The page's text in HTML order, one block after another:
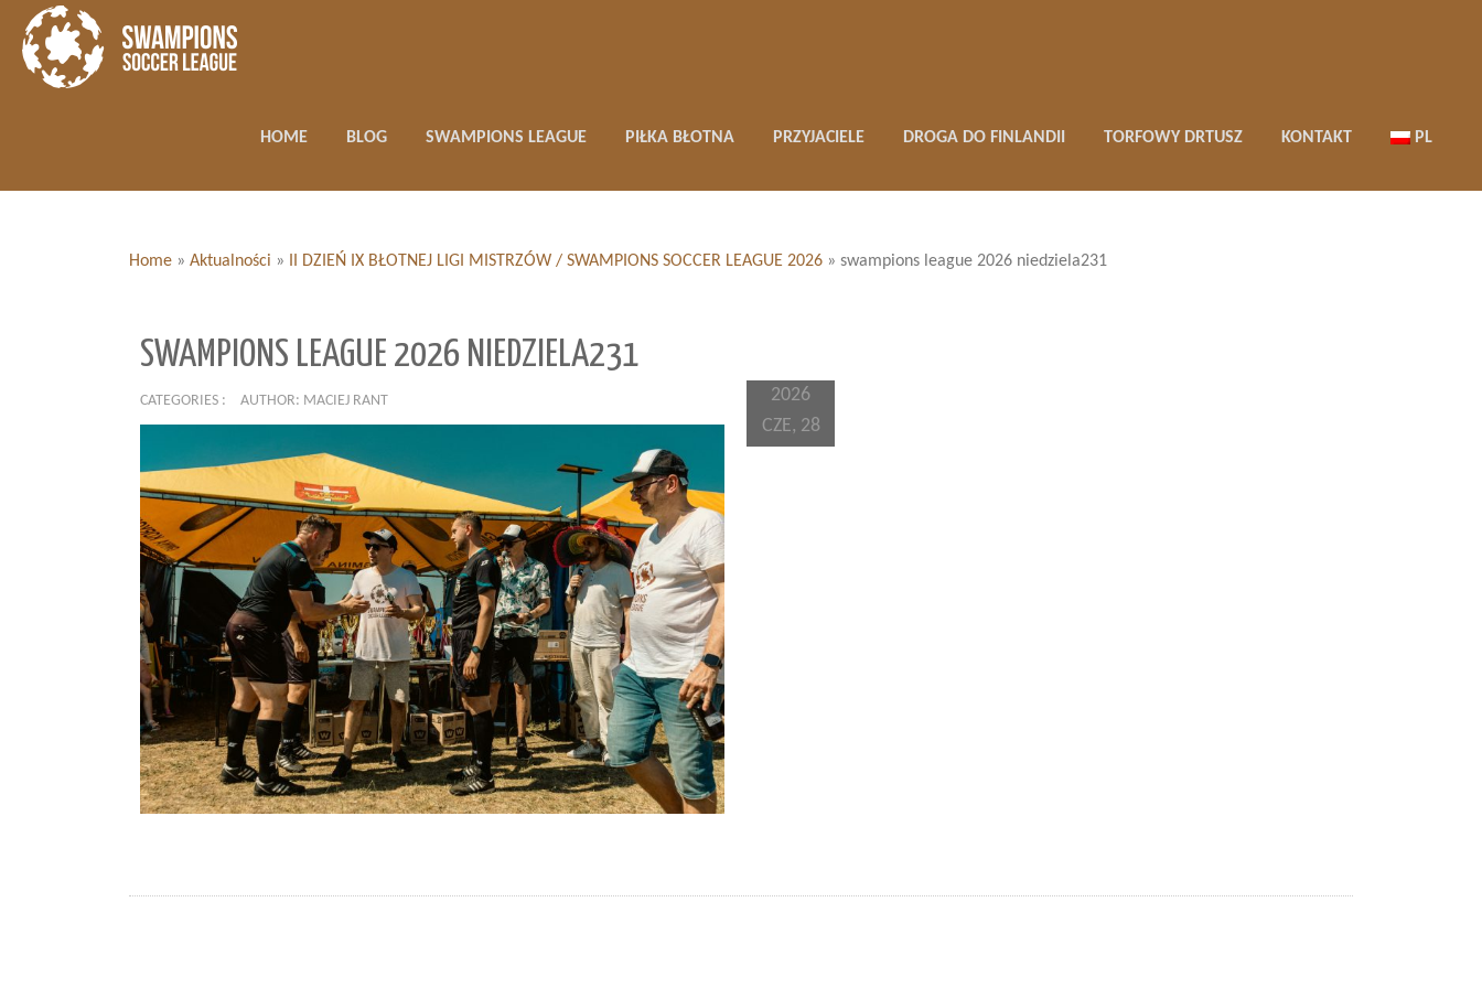
HOME BLOG SWAMPIONS LEAGUE PIŁKA BŁOTNA PRZYJACIELE DROGA DO FINLANDII TORFOWY DRTUSZ KONTAKT PL
Home » Aktualności » II DZIEŃ IX BŁOTNEJ LIGI MISTRZÓW / SWAMPIONS SOCCER LEAGUE 2026 » swampions league 2026 niedziela231
SWAMPIONS LEAGUE 2026 NIEDZIELA231
CATEGORIES : AUTHOR: MACIEJ RANT
2026
CZE, 28